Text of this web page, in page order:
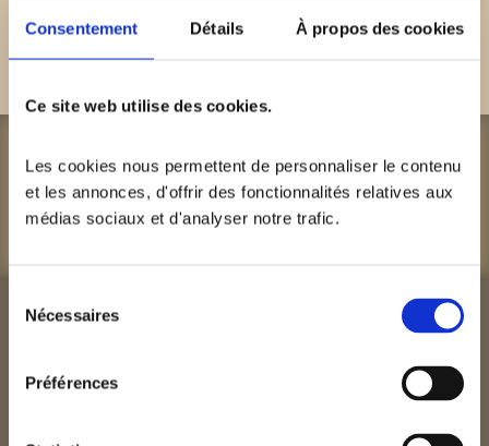
Consentement Détails À propos des cookies
Ce site web utilise des cookies.
Les cookies nous permettent de personnaliser le contenu
et les annonces, d'offrir des fonctionnalités relatives aux
médias sociaux et d'analyser notre trafic.
Nécessaires
Préférences
Infos et réservations
Contact